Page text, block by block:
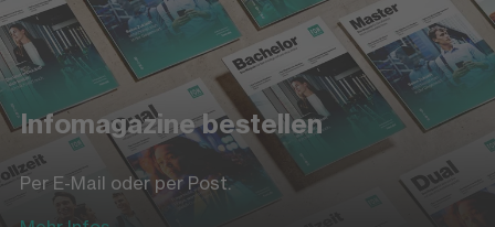
Infomagazine bestellen
Per E-Mail oder per Post.